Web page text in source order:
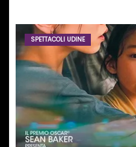
SPETTACOLI UDINE